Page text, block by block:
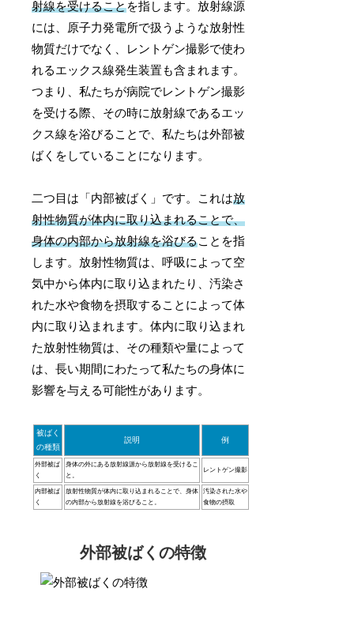
射線を受けることを指します。放射線源
には、原子力発電所で扱うような放射性
物質だけでなく、レントゲン撮影で使わ
れるエックス線発生装置も含まれます。
つまり、私たちが病院でレントゲン撮影
を受ける際、その時に放射線であるエッ
クス線を浴びることで、私たちは外部被
ばくをしていることになります。
二つ目は「内部被ばく」です。これは放
射性物質が体内に取り込まれることで、
身体の内部から放射線を浴びることを指
します。放射性物質は、呼吸によって空
気中から体内に取り込まれたり、汚染さ
れた水や食物を摂取することによって体
内に取り込まれます。体内に取り込まれ
た放射性物質は、その種類や量によって
は、長い期間にわたって私たちの身体に
影響を与える可能性があります。
被ばく
の種類
説明 例
外部被ば
く
身体の外にある放射線源から放射線を受けるこ
と。
レントゲン撮影
内部被ば
く
放射性物質が体内に取り込まれることで、身体
の内部から放射線を浴びること。
汚染された水や
食物の摂取
外部被ばくの特徴